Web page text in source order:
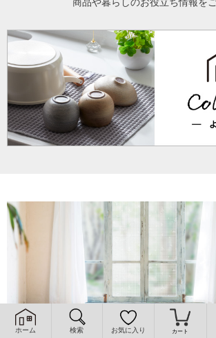
ホーム 検索 お気に入り カート